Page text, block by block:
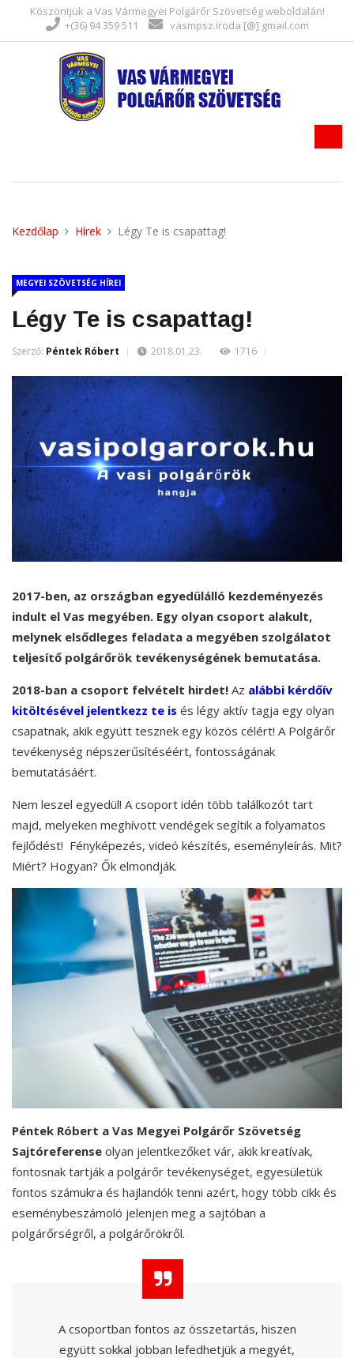
Köszöntjük a Vas Vármegyei Polgárőr Szövetség weboldalán!
+(36) 94 359 511
vasmpsz.iroda [@] gmail.com
Kezdőlap Hírek Légy Te is csapattag!
MEGYEI SZÖVETSÉG HÍREI
Légy Te is csapattag!
Szerző: Péntek Róbert 2018.01.23. 1716
2017-ben, az országban egyedülálló kezdeményezés
indult el Vas megyében. Egy olyan csoport alakult,
melynek elsődleges feladata a megyében szolgálatot
teljesítő polgárőrök tevékenységének bemutatása.
2018-ban a csoport felvételt hirdet! Az alábbi kérdőív
kitöltésével jelentkezz te is és légy aktív tagja egy olyan
csapatnak, akik együtt tesznek egy közös célért! A Polgárőr
tevékenység népszerűsítéséért, fontosságának
bemutatásáért.
Nem leszel egyedül! A csoport idén több találkozót tart
majd, melyeken meghívott vendégek segítik a folyamatos
fejlődést! Fényképezés, videó készítés, eseményleírás. Mit?
Miért? Hogyan? Ők elmondják.
Péntek Róbert a Vas Megyei Polgárőr Szövetség
Sajtóreferense olyan jelentkezőket vár, akik kreatívak,
fontosnak tartják a polgárőr tevékenységet, egyesületük
fontos számukra és hajlandók tenni azért, hogy több cikk és
eseménybeszámoló jelenjen meg a sajtóban a
polgárőrségről, a polgárőrökről.
A csoportban fontos az összetartás, hiszen
együtt sokkal jobban lefedhetjük a megyét,